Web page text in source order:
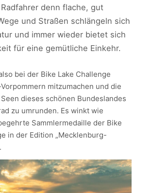
denn flache, gut
und Straßen schlängeln sich
und immer wieder bietet sich
für eine gemütliche Einkehr.
bei der Bike Lake Challenge
mitzumachen und die
dieses schönen Bundeslandes
zu umrunden. Es winkt wie
Sammlermedaille der Bike
in der Edition „Mecklenburg-